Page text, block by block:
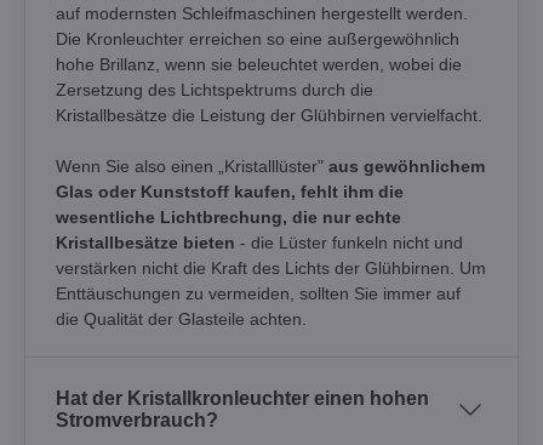
auf modernsten Schleifmaschinen hergestellt werden.
Die Kronleuchter erreichen so eine außergewöhnlich
hohe Brillanz, wenn sie beleuchtet werden, wobei die
Zersetzung des Lichtspektrums durch die
Kristallbesätze die Leistung der Glühbirnen vervielfacht.
Wenn Sie also einen „Kristalllüster" aus gewöhnlichem
Glas oder Kunststoff kaufen, fehlt ihm die
wesentliche Lichtbrechung, die nur echte
Kristallbesätze bieten - die Lüster funkeln nicht und
verstärken nicht die Kraft des Lichts der Glühbirnen. Um
Enttäuschungen zu vermeiden, sollten Sie immer auf
die Qualität der Glasteile achten.
Hat der Kristallkronleuchter einen hohen
Stromverbrauch?